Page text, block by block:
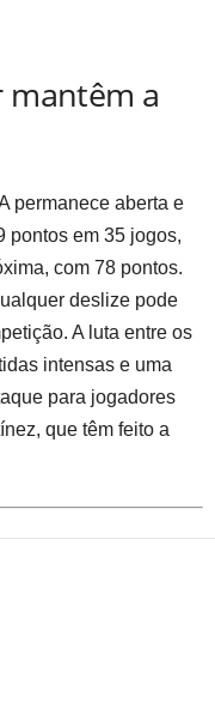
mantêm a
permanece aberta e
pontos em 35 jogos,
com 78 pontos.
deslize pode
A luta entre os
intensas e uma
para jogadores
que têm feito a